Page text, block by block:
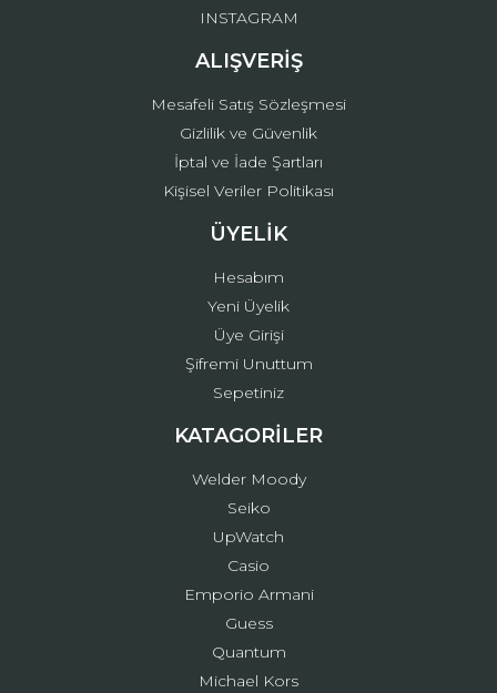
INSTAGRAM
ALIŞVERİŞ
Mesafeli Satış Sözleşmesi
Gizlilik ve Güvenlik
İptal ve İade Şartları
Kişisel Veriler Politikası
ÜYELİK
Hesabım
Yeni Üyelik
Üye Girişi
Şifremi Unuttum
Sepetiniz
KATAGORİLER
Welder Moody
Seiko
UpWatch
Casio
Emporio Armani
Guess
Quantum
Michael Kors